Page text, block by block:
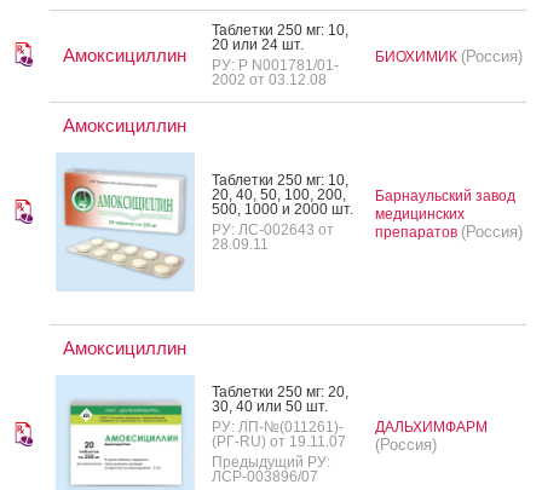
Амоксициллин
Таб­летки 250 мг: 10,
20 или 24 шт.
РУ: Р N001781/01-
2002 от 03.12.08
БИОХИМИК (Россия)
Амоксициллин
Таб­летки 250 мг: 10,
20, 40, 50, 100, 200,
500, 1000 и 2000 шт.
РУ: ЛС-002643 от
28.09.11
Барнаульский завод
медицинских
препаратов (Россия)
Амоксициллин
Таб­летки 250 мг: 20,
30, 40 или 50 шт.
РУ: ЛП-№(011261)-
(РГ-RU) от 19.11.07
Предыдущий РУ:
ЛСР-003896/07
ДАЛЬХИМФАРМ
(Россия)